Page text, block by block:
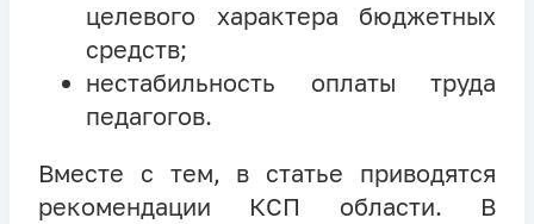
целевого характера бюджетных
средств;
нестабильность оплаты труда
педагогов.
Вместе с тем, в статье приводятся
рекомендации КСП области. В